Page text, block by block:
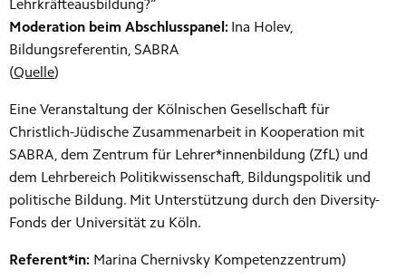
Lehrkräfteausbildung?“
Moderation beim Abschlusspanel: Ina Holev,
Bildungsreferentin, SABRA
(Quelle)
Eine Veranstaltung der Kölnischen Gesellschaft für
Christlich-Jüdische Zusammenarbeit in Kooperation mit
SABRA, dem Zentrum für Lehrer*innenbildung (ZfL) und
dem Lehrbereich Politikwissenschaft, Bildungspolitik und
politische Bildung. Mit Unterstützung durch den Diversity-
Fonds der Universität zu Köln.
Referent*in: Marina Chernivsky Kompetenzzentrum)